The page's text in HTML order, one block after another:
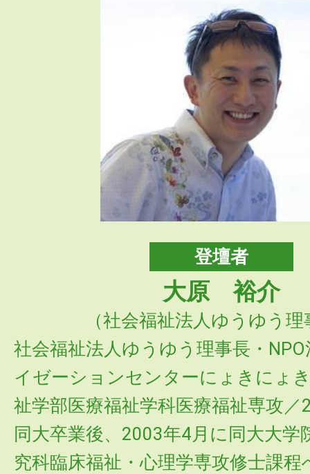
登壇者
大原 裕介
（社会福祉法人ゆうゆう
社会福祉法人ゆうゆう理事長・
イゼーションセンターにょきにょ
祉学部医療福祉学科医療福祉専攻／
同大卒業後、2003年4月に同大大学
究科臨床福祉・心理学専攻修士課程